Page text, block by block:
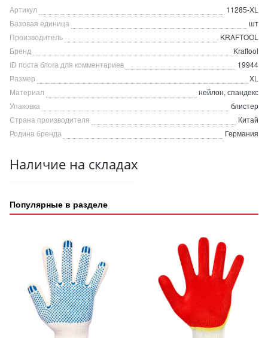
Артикул
11285-XL
Базовая единица
шт
Производитель
KRAFTOOL
Бренд
Kraftool
ID поста блога для комментариев
19944
Размер
XL
Материал
нейлон, спандекс
Упаковка
блистер
Страна производителя
Китай
Родина бренда
Германия
Наличие на складах
Популярные в разделе